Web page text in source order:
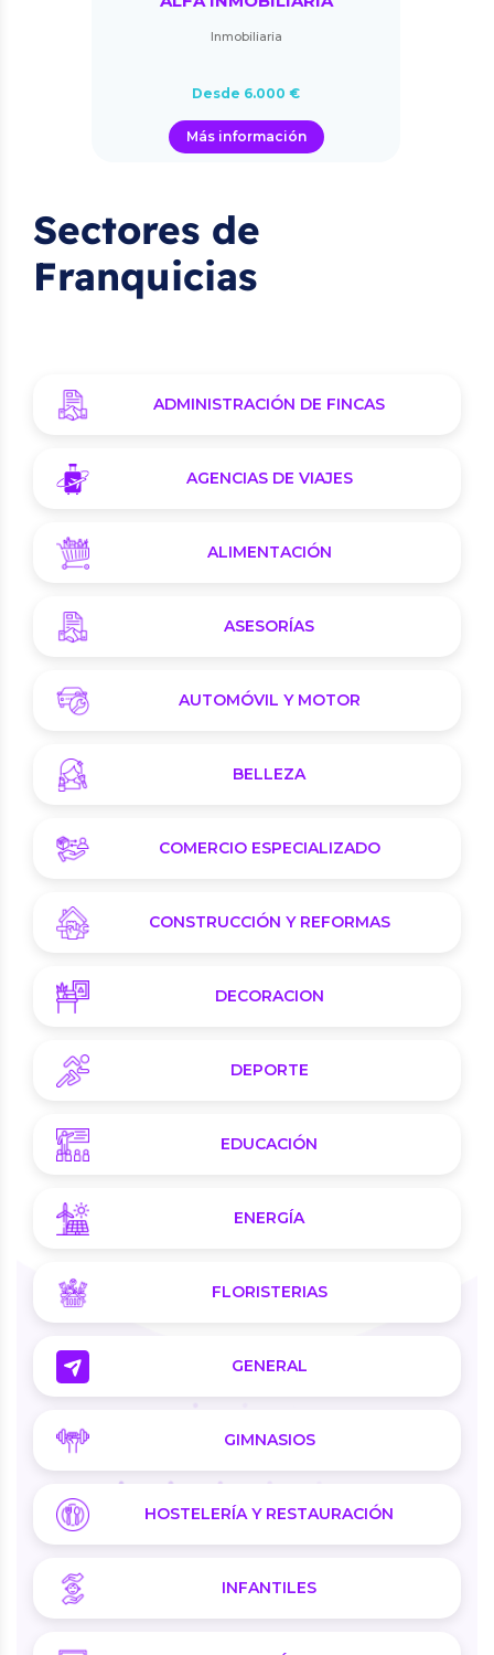
Inmobiliaria
Desde 6.000 €
Más información
Sectores de
Franquicias
ADMINISTRACIÓN DE FINCAS
AGENCIAS DE VIAJES
ALIMENTACIÓN
ASESORÍAS
AUTOMÓVIL Y MOTOR
BELLEZA
COMERCIO ESPECIALIZADO
CONSTRUCCIÓN Y REFORMAS
DECORACION
DEPORTE
EDUCACIÓN
ENERGÍA
FLORISTERIAS
GENERAL
GIMNASIOS
HOSTELERÍA Y RESTAURACIÓN
INFANTILES